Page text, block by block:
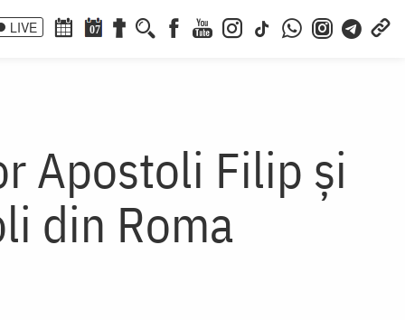
LIVE 07
Apostoli Filip și
din Roma